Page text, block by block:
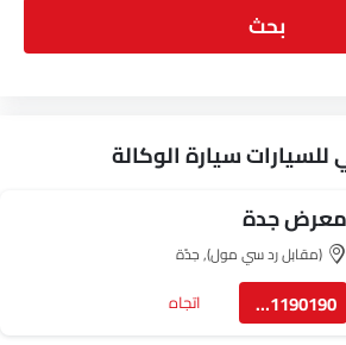
بحث
سيارة الوكالة
معرض جدة
(مقابل رد سي مول), جدّة
8001190190 اتجاه